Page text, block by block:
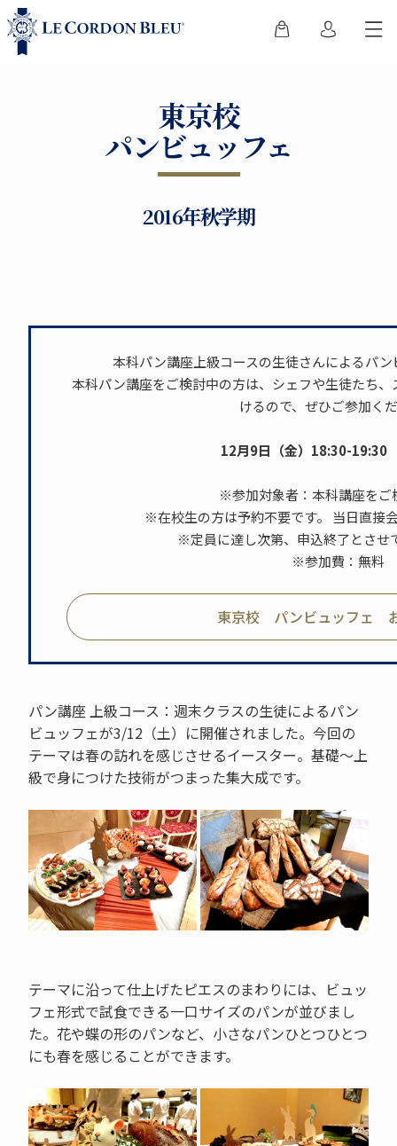
東京校
パンビュッフェ
2016年秋学期
本科パン講座上級コースの生徒さんによるパ
本科パン講座をご検討中の方は、シェフや生徒たち
けるので、ぜひご参加く
12月9日（金）18:30-
※参加対象者：本科講座をご
※在校生の方は予約不要です。 当日直接
※定員に達し次第、申込終了とさせ
※参加費：無料
東京校 パンビュッフェ
パン講座 上級コース：週末クラスの生徒によるパン
ビュッフェが3/12（土）に開催されました。今回の
テーマは春の訪れを感じさせるイースター。基礎～上
級で身につけた技術がつまった集大成です。
テーマに沿って仕上げたピエスのまわりには、ビュッ
フェ形式で試食できる一口サイズのパンが並びまし
た。花や蝶の形のパンなど、小さなパンひとつひとつ
にも春を感じることができます。